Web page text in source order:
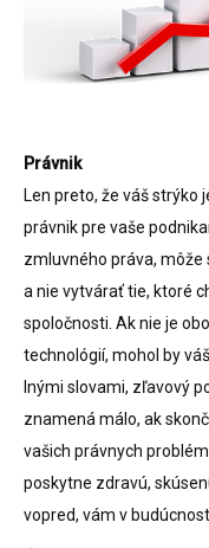
Právnik
Len preto, že váš strýko
právnik pre vaše
zmluvného práva,
a nie vytvárať tie, ktoré
spoločnosti. Ak nie je
technológií, mohol by
Inými slovami, zľavový
znamená málo, ak
vašich právnych
poskytne zdravú,
vopred, vám v